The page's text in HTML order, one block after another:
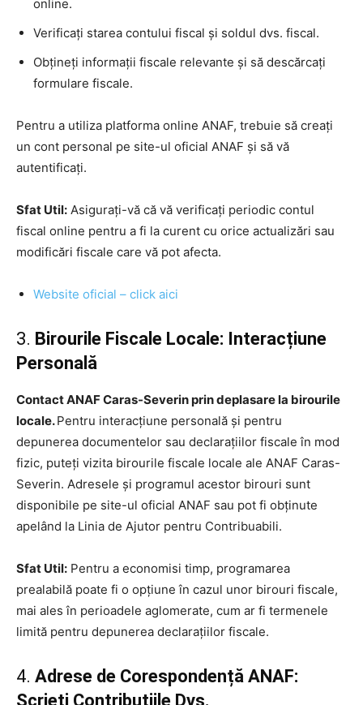
online.
Verificați starea contului fiscal și soldul dvs. fiscal.
Obțineți informații fiscale relevante și să descărcați
formulare fiscale.
Pentru a utiliza platforma online ANAF, trebuie să creați
un cont personal pe site-ul oficial ANAF și să vă
autentificați.
Sfat Util: Asigurați-vă că vă verificați periodic contul
fiscal online pentru a fi la curent cu orice actualizări sau
modificări fiscale care vă pot afecta.
Website oficial – click aici
3. Birourile Fiscale Locale: Interacțiune
Personală
Contact ANAF Caras-Severin prin deplasare la birourile
locale.Pentru interacțiune personală și pentru
depunerea documentelor sau declarațiilor fiscale în mod
fizic, puteți vizita birourile fiscale locale ale ANAF Caras-
Severin. Adresele și programul acestor birouri sunt
disponibile pe site-ul oficial ANAF sau pot fi obținute
apelând la Linia de Ajutor pentru Contribuabili.
Sfat Util: Pentru a economisi timp, programarea
prealabilă poate fi o opțiune în cazul unor birouri fiscale,
mai ales în perioadele aglomerate, cum ar fi termenele
limită pentru depunerea declarațiilor fiscale.
4. Adrese de Corespondență ANAF:
Scrieți Contribuțiile Dvs.